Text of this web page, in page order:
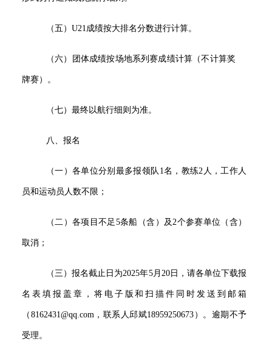
（五）U21成绩按大排名分数进行计算。
（六）团体成绩按场地系列赛成绩计算（不计算奖
牌赛）。
（七）最终以航行细则为准。
八、报名
（一）各单位分别最多报领队1名，教练2人，工作人
员和运动员人数不限；
（二）各项目不足5条船（含）及2个参赛单位（含）
取消；
（三）报名截止日为2025年5月20日，请各单位下载报
名表填报盖章，将电子版和扫描件同时发送到邮箱
（8162431@qq.com，联系人邱斌18959250673）。逾期不予
受理。